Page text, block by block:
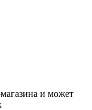
и может